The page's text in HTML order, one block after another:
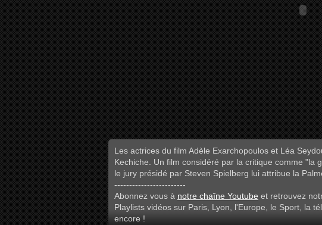
Les actrices du film Adèle Exarchopoulos et Léa
Kechiche. Un film considéré par la critique comme "la
le jury présidé par Steven Spielberg lui attribue la
------------------------
Abonnez vous à notre chaîne Youtube et retrouvez
Playlists vidéos sur Paris, Lyon, l'Europe, le Sport, la
encore !